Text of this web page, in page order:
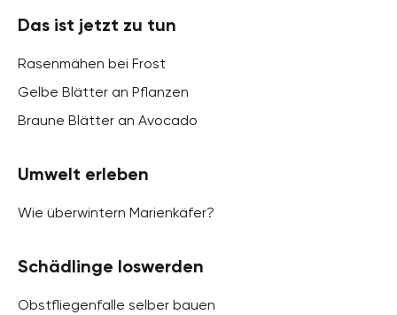
Das ist jetzt zu tun
Rasenmähen bei Frost
Gelbe Blätter an Pflanzen
Braune Blätter an Avocado
Umwelt erleben
Wie überwintern Marienkäfer?
Schädlinge loswerden
Obstfliegenfalle selber bauen